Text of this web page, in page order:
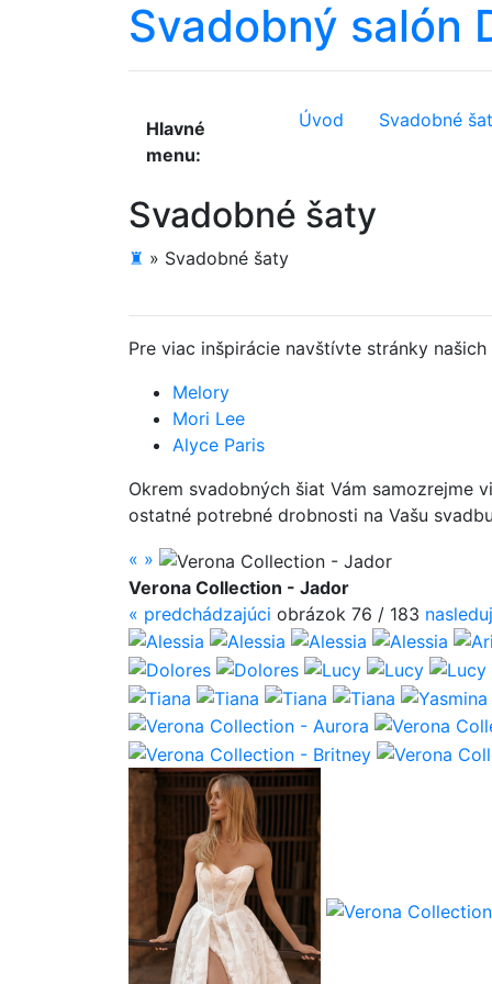
Svadobný salón
Hlavné
menu:
Úvod Svadobné
Svadobné šaty
♜ » Svadobné šaty
Pre viac inšpirácie navštívte stránky
Melory
Mori Lee
Alyce Paris
Okrem svadobných šiat Vám samozrejme
ostatné potrebné drobnosti na Vašu
« »
Verona Collection - Jador
« predchádzajúci obrázok 76 / 183